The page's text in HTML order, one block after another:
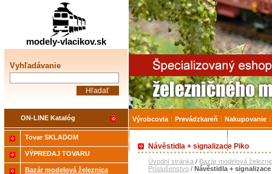
Návěstidla + signalizace Piko
Úvodní stránka / Bazár modelová
Príslušenstvo / Návěstidla +
Tovar SKLADOM
VÝPREDAJ TOVARU
Bazár modelová železnica
modely-vlacikov.sk
Vyhľadávanie
ON-LINE Katalóg
Železničné
Výrobcovia Prevádzkareň Nakupovanie